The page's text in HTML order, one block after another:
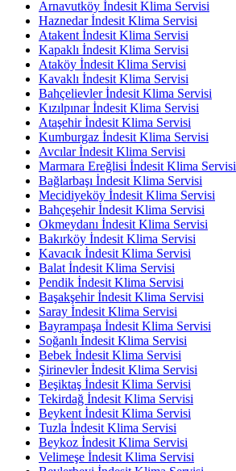
Arnavutköy İndesit Klima Servisi
Haznedar İndesit Klima Servisi
Atakent İndesit Klima Servisi
Kapaklı İndesit Klima Servisi
Ataköy İndesit Klima Servisi
Kavaklı İndesit Klima Servisi
Bahçelievler İndesit Klima Servisi
Kızılpınar İndesit Klima Servisi
Ataşehir İndesit Klima Servisi
Kumburgaz İndesit Klima Servisi
Avcılar İndesit Klima Servisi
Marmara Ereğlisi İndesit Klima Servisi
Bağlarbaşı İndesit Klima Servisi
Mecidiyeköy İndesit Klima Servisi
Bahçeşehir İndesit Klima Servisi
Okmeydanı İndesit Klima Servisi
Bakırköy İndesit Klima Servisi
Kavacık İndesit Klima Servisi
Balat İndesit Klima Servisi
Pendik İndesit Klima Servisi
Başakşehir İndesit Klima Servisi
Saray İndesit Klima Servisi
Bayrampaşa İndesit Klima Servisi
Soğanlı İndesit Klima Servisi
Bebek İndesit Klima Servisi
Şirinevler İndesit Klima Servisi
Beşiktaş İndesit Klima Servisi
Tekirdağ İndesit Klima Servisi
Beykent İndesit Klima Servisi
Tuzla İndesit Klima Servisi
Beykoz İndesit Klima Servisi
Velimeşe İndesit Klima Servisi